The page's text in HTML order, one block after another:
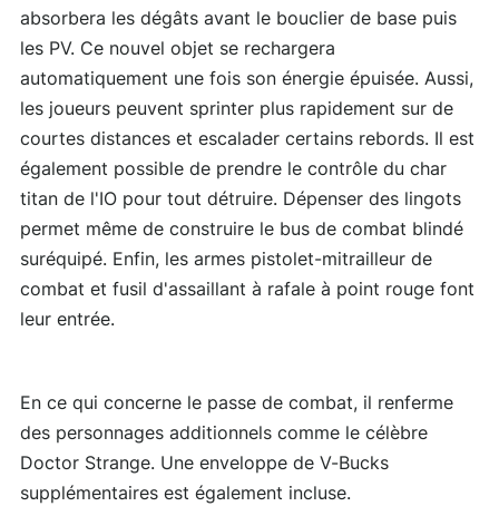
absorbera les dégâts avant le bouclier de base puis
les PV. Ce nouvel objet se rechargera
automatiquement une fois son énergie épuisée. Aussi,
les joueurs peuvent sprinter plus rapidement sur de
courtes distances et escalader certains rebords. Il est
également possible de prendre le contrôle du char
titan de l'IO pour tout détruire. Dépenser des lingots
permet même de construire le bus de combat blindé
suréquipé. Enfin, les armes pistolet-mitrailleur de
combat et fusil d'assaillant à rafale à point rouge font
leur entrée.
En ce qui concerne le passe de combat, il renferme
des personnages additionnels comme le célèbre
Doctor Strange. Une enveloppe de V-Bucks
supplémentaires est également incluse.